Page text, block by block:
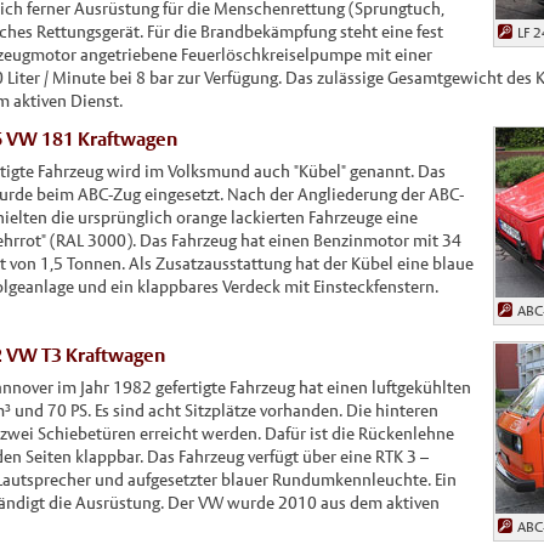
LF
ferner Ausrüstung für die Menschenrettung (Sprungtuch,
Rettungsgerät. Für die Brandbekämpfung steht eine fest
angetriebene Feuerlöschkreiselpumpe mit einer
/ Minute bei 8 bar zur Verfügung. Das zulässige Gesamtgewicht des
aktiven Dienst.
VW 181 Kraftwagen
Fahrzeug wird im Volksmund auch "Kübel" genannt. Das
beim ABC-Zug eingesetzt. Nach der Angliederung der ABC-
die ursprünglich orange lackierten Fahrzeuge eine
(RAL 3000). Das Fahrzeug hat einen Benzinmotor mit 34
von 1,5 Tonnen. Als Zusatzausstattung hat der Kübel eine blaue
und ein klappbares Verdeck mit Einsteckfenstern.
VW T3 Kraftwagen
im Jahr 1982 gefertigte Fahrzeug hat einen luftgekühlten
und 70 PS. Es sind acht Sitzplätze vorhanden. Die hinteren
Schiebetüren erreicht werden. Dafür ist die Rückenlehne
Seiten klappbar. Das Fahrzeug verfügt über eine RTK 3 –
und aufgesetzter blauer Rundumkennleuchte. Ein
die Ausrüstung. Der VW wurde 2010 aus dem aktiven